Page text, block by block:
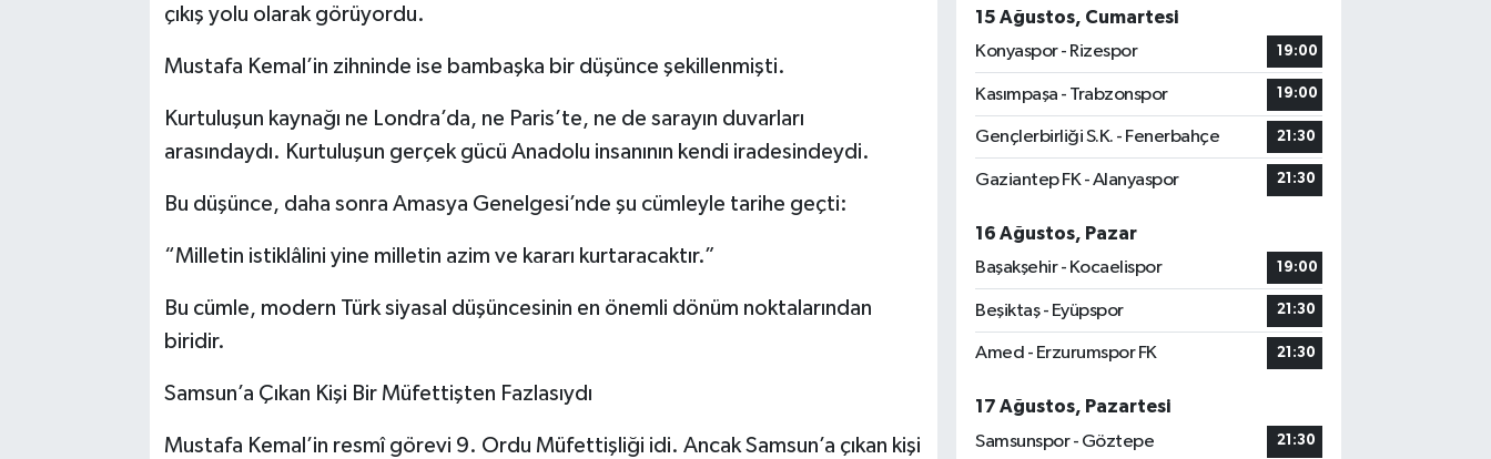
çıkış yolu olarak görüyordu.
Mustafa Kemal’in zihninde ise bambaşka bir düşünce şekillenmişti.
Kurtuluşun kaynağı ne Londra’da, ne Paris’te, ne de sarayın duvarları
arasındaydı. Kurtuluşun gerçek gücü Anadolu insanının kendi iradesindeydi.
Bu düşünce, daha sonra Amasya Genelgesi’nde şu cümleyle tarihe geçti:
“Milletin istiklâlini yine milletin azim ve kararı kurtaracaktır.”
Bu cümle, modern Türk siyasal düşüncesinin en önemli dönüm noktalarından
biridir.
Samsun’a Çıkan Kişi Bir Müfettişten Fazlasıydı
Mustafa Kemal’in resmî görevi 9. Ordu Müfettişliği idi. Ancak Samsun’a çıkan kişi
15 Ağustos, Cumartesi
Konyaspor - Rizespor
19:00
Kasımpaşa - Trabzonspor 19:00
Gençlerbirliği S.K. - Fenerbahçe 21:30
Gaziantep FK - Alanyaspor 21:30
16 Ağustos, Pazar
Başakşehir - Kocaelispor
19:00
Beşiktaş - Eyüpspor 21:30
Amed - Erzurumspor FK 21:30
17 Ağustos, Pazartesi
Samsunspor - Göztepe
21:30